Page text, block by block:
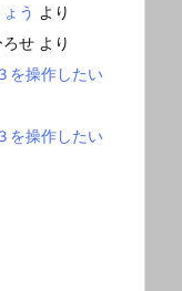
ょう より
ろせ より
を操作したい
を操作したい